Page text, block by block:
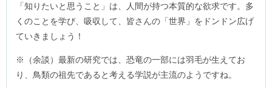
「知りたいと思うこと」は、人間が持つ本質的な欲求です。多
くのことを学び、吸収して、皆さんの「世界」をドンドン広げ
ていきましょう！
※（余談）最新の研究では、恐竜の一部には羽毛が生えてお
り、鳥類の祖先であると考える学説が主流のようですね。